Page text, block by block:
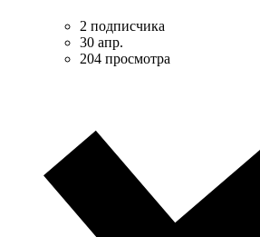
2 подписчика
30 апр.
204 просмотра